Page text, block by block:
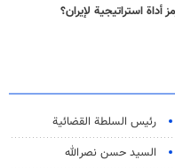
استراتيجية لإيران؟
رئیس السلطة القضائیة
السيد حسن نصرالله